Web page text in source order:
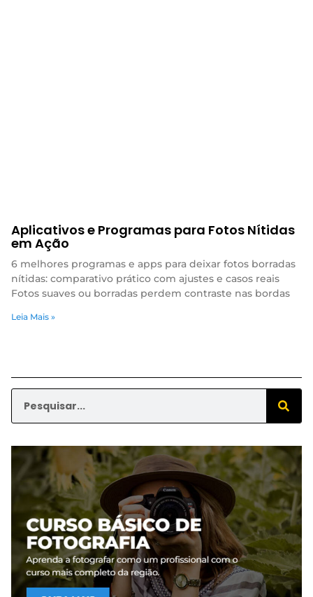
Aplicativos e Programas para Fotos Nítidas
em Ação
6 melhores programas e apps para deixar fotos borradas
nítidas: comparativo prático com ajustes e casos reais
Fotos suaves ou borradas perdem contraste nas bordas
Leia Mais »